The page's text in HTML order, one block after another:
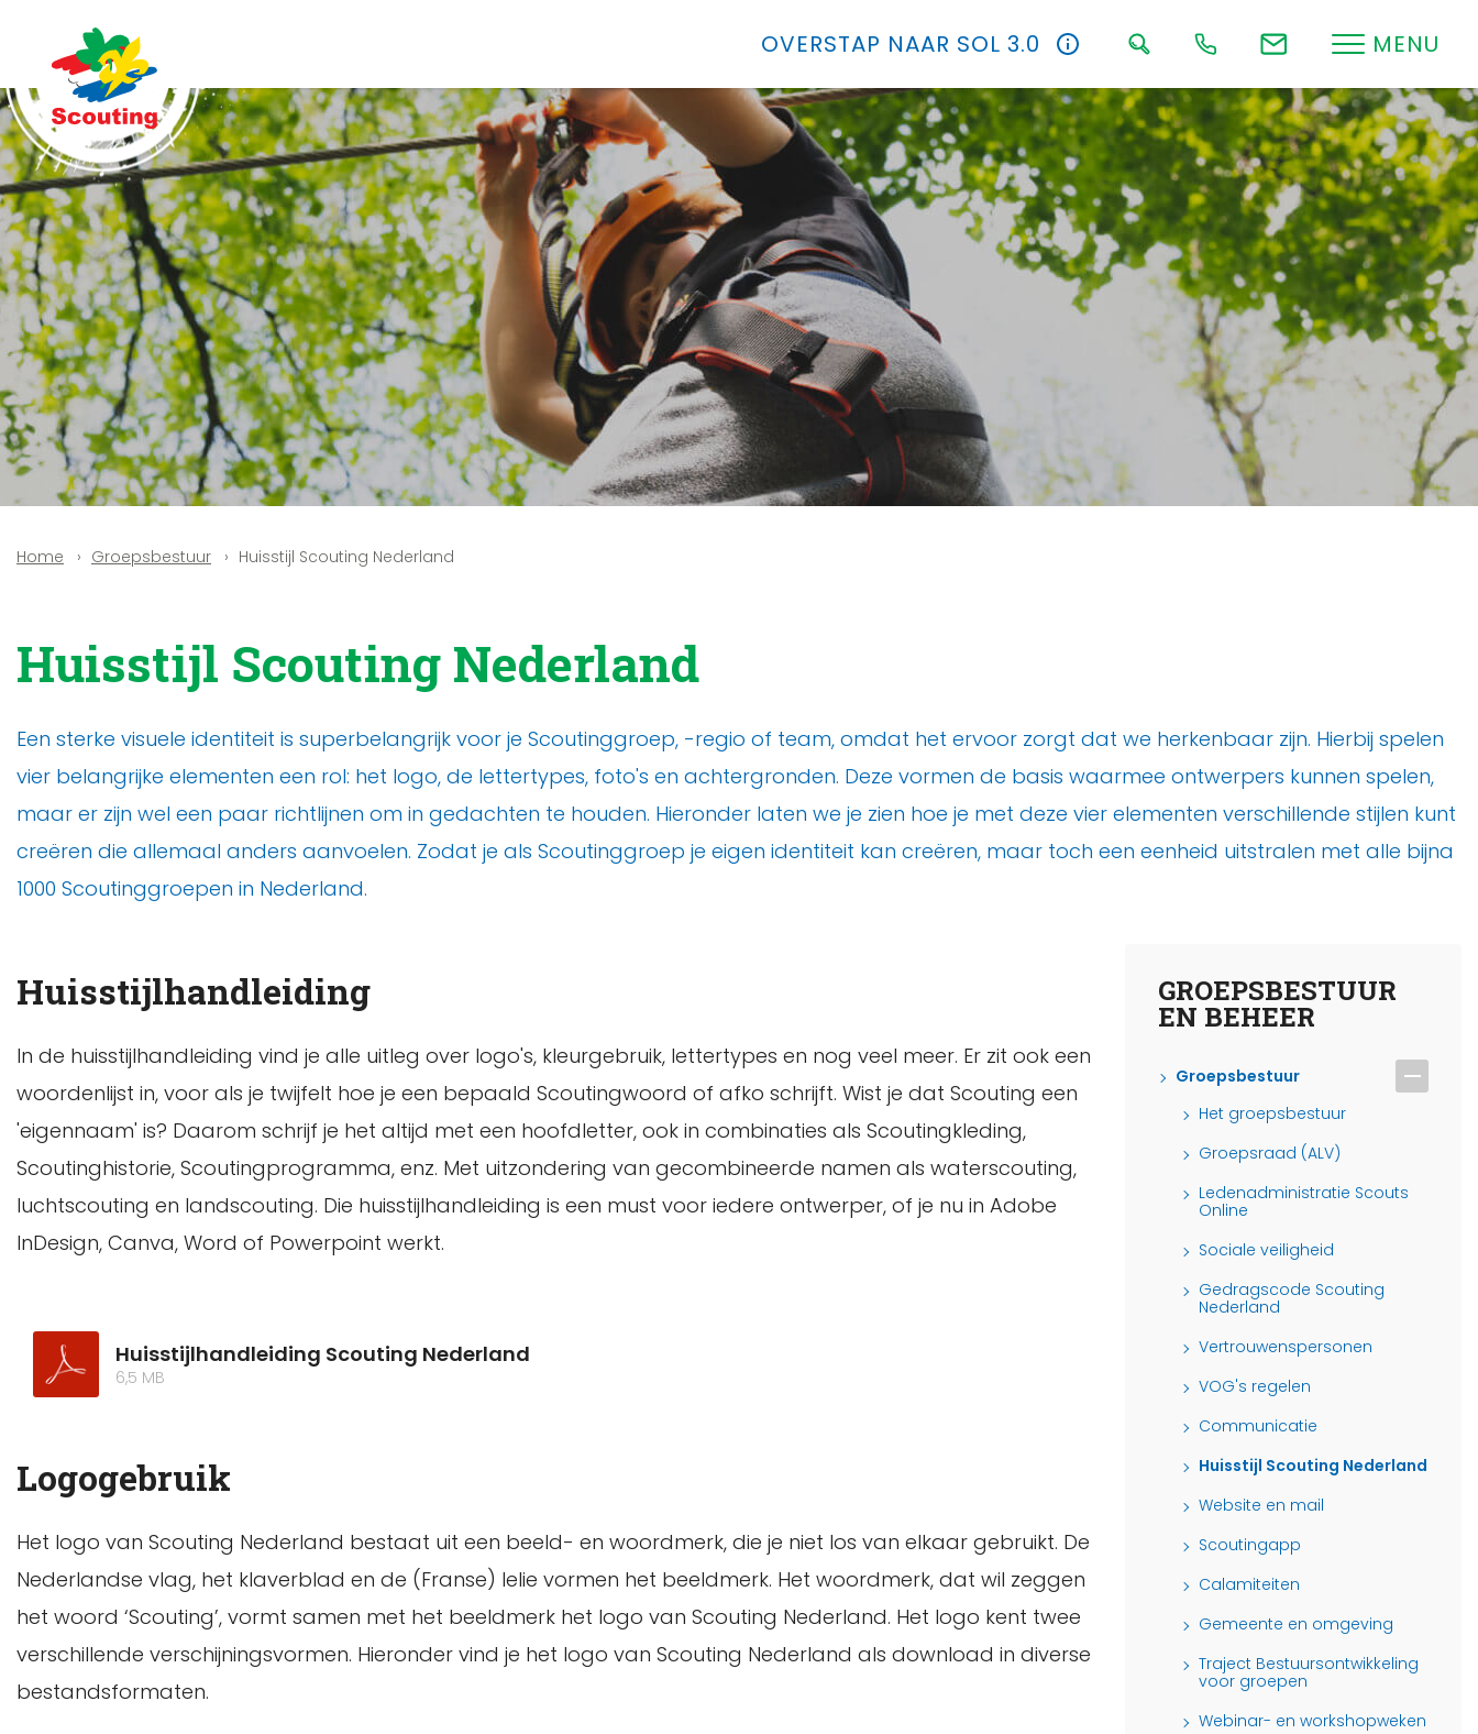
OVERSTAP NAAR SOL 3.0 MENU
Home Groepsbestuur Huisstijl Scouting Nederland
Huisstijl Scouting Nederland
Een sterke visuele identiteit is superbelangrijk voor je Scoutinggroep, -regio of team, omdat het ervoor zorgt dat we herkenbaar zijn. Hierbij spelen
vier belangrijke elementen een rol: het logo, de lettertypes, foto's en achtergronden. Deze vormen de basis waarmee ontwerpers kunnen spelen,
maar er zijn wel een paar richtlijnen om in gedachten te houden. Hieronder laten we je zien hoe je met deze vier elementen verschillende stijlen kunt
creëren die allemaal anders aanvoelen. Zodat je als Scoutinggroep je eigen identiteit kan creëren, maar toch een eenheid uitstralen met alle bijna
1000 Scoutinggroepen in Nederland.
Huisstijlhandleiding
In de huisstijlhandleiding vind je alle uitleg over logo's, kleurgebruik, lettertypes en nog veel meer. Er zit ook een
woordenlijst in, voor als je twijfelt hoe je een bepaald Scoutingwoord of afko schrijft. Wist je dat Scouting een
'eigennaam' is? Daarom schrijf je het altijd met een hoofdletter, ook in combinaties als Scoutingkleding,
Scoutinghistorie, Scoutingprogramma, enz. Met uitzondering van gecombineerde namen als waterscouting,
luchtscouting en landscouting. Die huisstijlhandleiding is een must voor iedere ontwerper, of je nu in Adobe
InDesign, Canva, Word of Powerpoint werkt.
Huisstijlhandleiding Scouting Nederland
6,5 MB
Logogebruik
Het logo van Scouting Nederland bestaat uit een beeld- en woordmerk, die je niet los van elkaar gebruikt. De
Nederlandse vlag, het klaverblad en de (Franse) lelie vormen het beeldmerk. Het woordmerk, dat wil zeggen
het woord ‘Scouting’, vormt samen met het beeldmerk het logo van Scouting Nederland. Het logo kent twee
verschillende verschijningsvormen. Hieronder vind je het logo van Scouting Nederland als download in diverse
bestandsformaten.
GROEPSBESTUUR
EN BEHEER
Groepsbestuur
Het groepsbestuur
Groepsraad (ALV)
Ledenadministratie Scouts
Online
Sociale veiligheid
Gedragscode Scouting
Nederland
Vertrouwenspersonen
VOG's regelen
Communicatie
Huisstijl Scouting Nederland
Website en mail
Scoutingapp
Calamiteiten
Gemeente en omgeving
Traject Bestuursontwikkeling
voor groepen
Webinar- en workshopweken